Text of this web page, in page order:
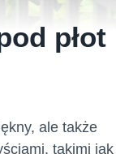
płot
ale także
takimi jak